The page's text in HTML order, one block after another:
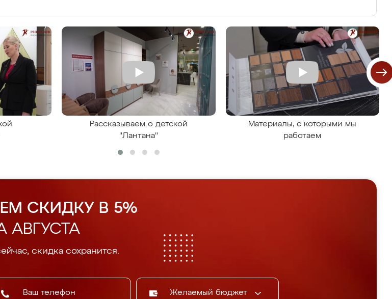
Рассказываем о детской
"Лантана"
Материалы, с которыми мы
работаем
СКИДКУ В 5%
АВГУСТА
скидка сохранится.
Желаемый бюджет